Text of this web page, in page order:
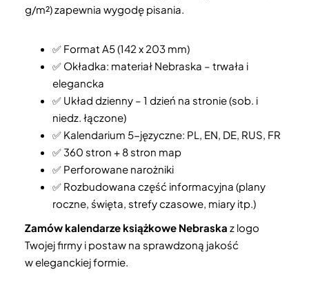
g/m²) zapewnia wygodę pisania.
✅ Format A5 (142 x 203 mm)
✅ Okładka: materiał Nebraska – trwała i
elegancka
✅ Układ dzienny – 1 dzień na stronie (sob. i
niedz. łączone)
✅ Kalendarium 5-języczne: PL, EN, DE, RUS, FR
✅ 360 stron + 8 stron map
✅ Perforowane narożniki
✅ Rozbudowana część informacyjna (plany
roczne, święta, strefy czasowe, miary itp.)
Zamów kalendarze książkowe Nebraska z logo
Twojej firmy i postaw na sprawdzoną jakość
w eleganckiej formie.